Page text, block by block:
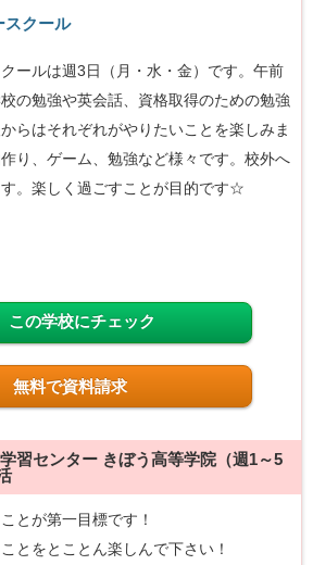
スクール
ールは週3日（月・水・金）です。午前
の勉強や英会話、資格取得のための勉強
らはそれぞれがやりたいことを楽しみま
り、ゲーム、勉強など様々です。校外へ
。楽しく過ごすことが目的です☆
この学校にチェック
無料で資料請求
習センター きぼう高等学院（週1～5
とが第一目標です！
とをとことん楽しんで下さい！